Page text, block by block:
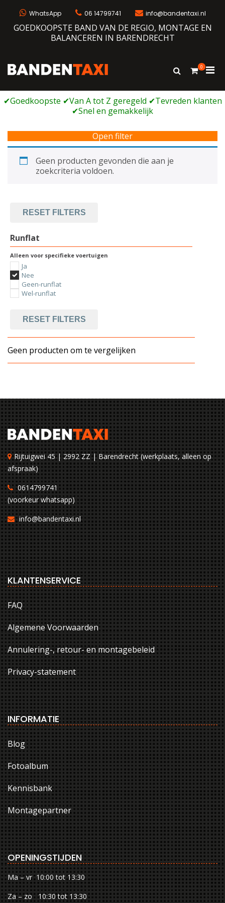
WhatsApp 06 14799741 info@bandentaxi.nl
GOEDKOOPSTE BAND VAN DE REGIO, MONTAGE EN
BALANCEREN IN BARENDRECHT
Bandengarage met eigen webshop
Toon
0
voor
Open filter
Geen producten gevonden die aan je
zoekcriteria voldoen.
RESET FILTERS
Runflat
Alleen voor specifieke voertuigen
Ja
Nee
Geen-runflat
Wel-runflat
RESET FILTERS
Geen producten om te vergelijken
Rijtuigwei 45 | 2992 ZZ | Barendrecht (werkplaats, alleen op
afspraak)
0614799741
(voorkeur whatsapp)
info@bandentaxi.nl
KLANTENSERVICE
FAQ
Algemene Voorwaarden
Annulering-, retour- en montagebeleid
Privacy-statement
INFORMATIE
Blog
Fotoalbum
Kennisbank
Montagepartner
OPENINGSTIJDEN
Ma – vr 10:00 tot 13:30
Za – zo 10:30 tot 13:30